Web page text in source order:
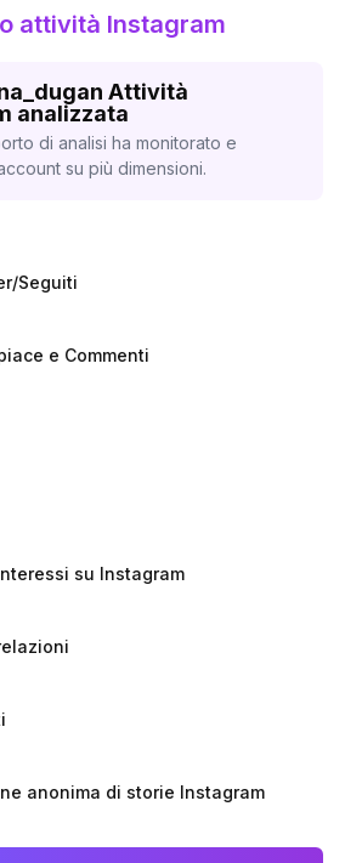
attività Instagram
Attività
analizzata
di analisi ha monitorato e
su più dimensioni.
Seguiti
e Commenti
su Instagram
anonima di storie Instagram